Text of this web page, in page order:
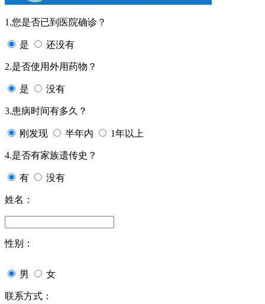
1.您是否已到医院确诊？
是 还没有
2.是否使用外用药物？
是 没有
3.患病时间有多久？
刚发现 半年内 1年以上
4.是否有家族遗传史？
有 没有
姓名：
性别：
男 女
联系方式：